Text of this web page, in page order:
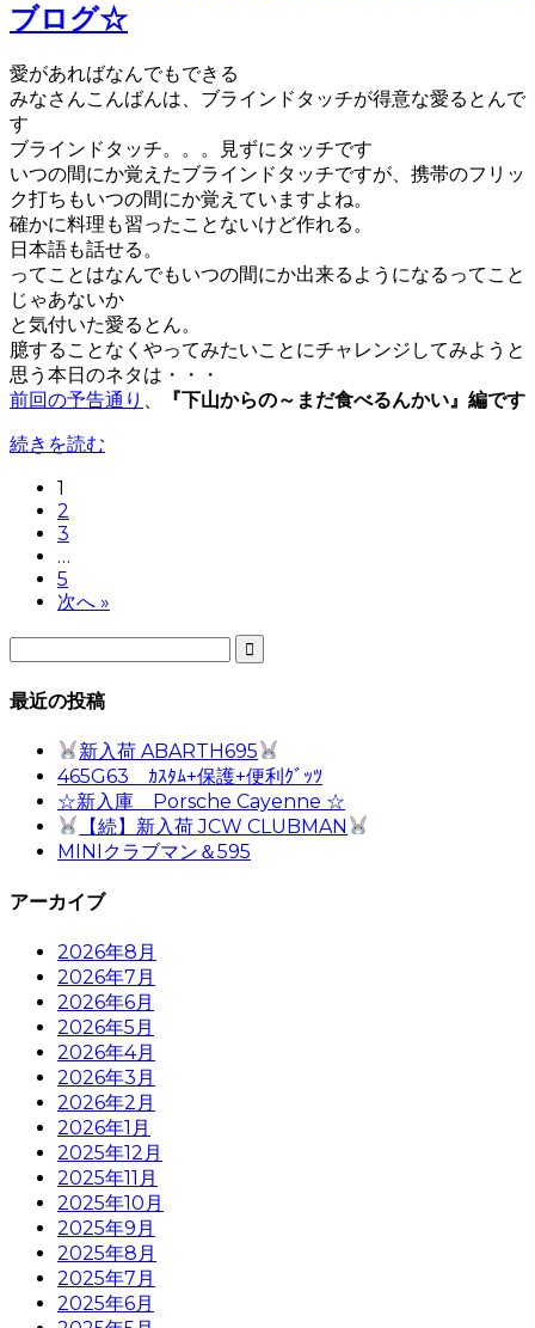
ブログ☆
愛があればなんでもできる
みなさんこんばんは、ブラインドタッチが得意な愛るとんで
す
ブラインドタッチ。。。見ずにタッチです
いつの間にか覚えたブラインドタッチですが、携帯のフリッ
ク打ちもいつの間にか覚えていますよね。
確かに料理も習ったことないけど作れる。
日本語も話せる。
ってことはなんでもいつの間にか出来るようになるってこと
じゃあないか
と気付いた愛るとん。
臆することなくやってみたいことにチャレンジしてみようと
思う本日のネタは・・・
前回の予告通り 、
『下山からの～まだ食べるんかい』編です
続きを読む
1
2
3
…
5
次へ »

最近の投稿
新入荷 ABARTH695
465G63 ｶｽﾀﾑ+保護+便利ｸﾞｯﾂ
☆新入庫 Porsche Cayenne ☆
【続】新入荷 JCW CLUBMAN
MINIクラブマン＆595
アーカイブ
2026年8月
2026年7月
2026年6月
2026年5月
2026年4月
2026年3月
2026年2月
2026年1月
2025年12月
2025年11月
2025年10月
2025年9月
2025年8月
2025年7月
2025年6月